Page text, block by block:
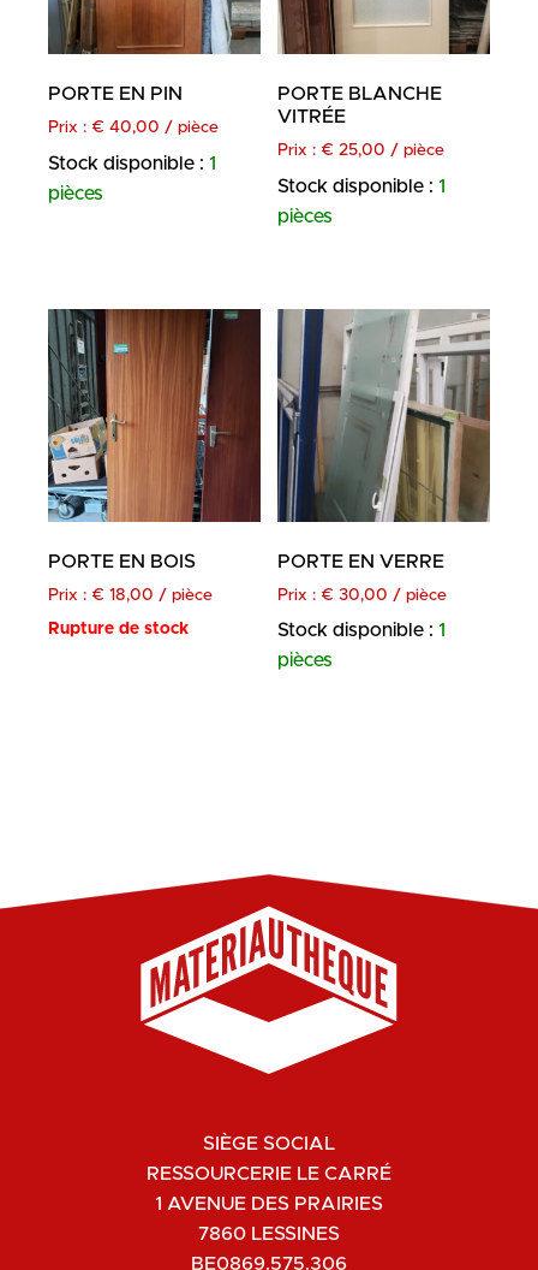
PORTE EN PIN
Prix : € 40,00 / pièce
Stock disponible : 1
pièces
PORTE BLANCHE
VITRÉE
Prix : € 25,00 / pièce
Stock disponible : 1
pièces
PORTE EN BOIS
Prix : € 18,00 / pièce
Rupture de stock
PORTE EN VERRE
Prix : € 30,00 / pièce
Stock disponible : 1
pièces
SIÈGE SOCIAL
RESSOURCERIE LE CARRÉ
1 AVENUE DES PRAIRIES
7860 LESSINES
BE0869.575.306